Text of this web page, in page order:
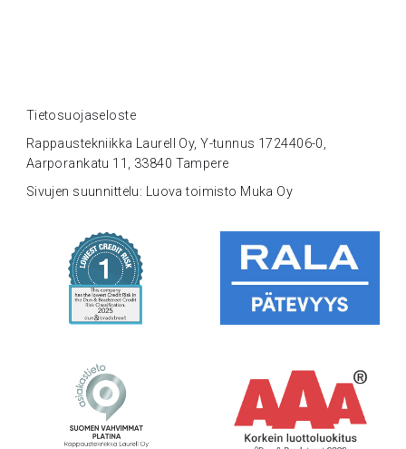
Tietosuojaseloste
Rappaustekniikka Laurell Oy, Y-tunnus 1724406-0,
Aarporankatu 11, 33840 Tampere
Sivujen suunnittelu: Luova toimisto Muka Oy